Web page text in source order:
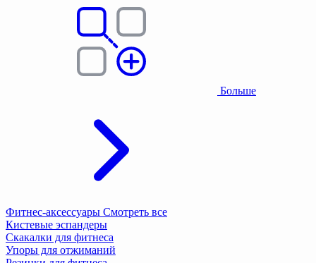
Больше
Фитнес-аксессуары Смотреть все
Кистевые эспандеры
Скакалки для фитнеса
Упоры для отжиманий